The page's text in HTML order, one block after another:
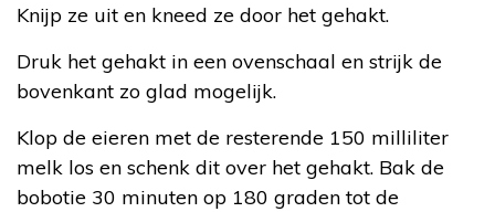
Knijp ze uit en kneed ze door het gehakt.
Druk het gehakt in een ovenschaal en strijk de
bovenkant zo glad mogelijk.
Klop de eieren met de resterende 150 milliliter
melk los en schenk dit over het gehakt. Bak de
bobotie 30 minuten op 180 graden tot de